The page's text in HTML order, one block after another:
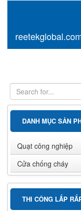
DANH MỤC SẢN
Quạt công nghiệp
Cửa chống cháy
THI CÔNG LẮP